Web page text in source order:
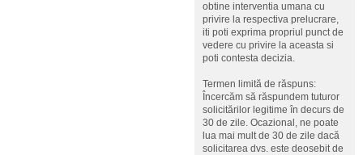
obtine interventia umana cu
privire la respectiva prelucrare,
iti poti exprima propriul punct de
vedere cu privire la aceasta si
poti contesta decizia.
Termen limită de răspuns:
Încercăm să răspundem tuturor
solicitărilor legitime în decurs de
30 de zile. Ocazional, ne poate
lua mai mult de 30 de zile dacă
solicitarea dvs. este deosebit de